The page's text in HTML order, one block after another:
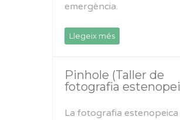
emergència.
Llegeix més
Pinhole (Taller de
fotografia
La fotografia estenopeica